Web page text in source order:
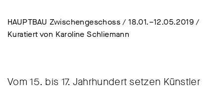
HAUPTBAU Zwischengeschoss / 18.01.–12.05.2019 /
Kuratiert von Karoline Schliemann
Vom 15. bis 17. Jahrhundert setzen Künstler